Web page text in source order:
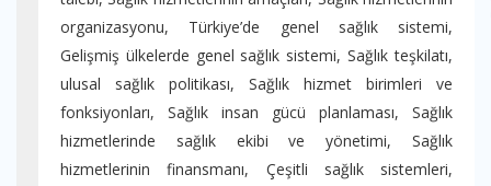
organizasyonu, Türkiye’de genel sağlık sistemi,
Gelişmiş ülkelerde genel sağlık sistemi, Sağlık teşkilatı,
ulusal sağlık politikası, Sağlık hizmet birimleri ve
fonksiyonları, Sağlık insan gücü planlaması, Sağlık
hizmetlerinde sağlık ekibi ve yönetimi, Sağlık
hizmetlerinin finansmanı, Çeşitli sağlık sistemleri,